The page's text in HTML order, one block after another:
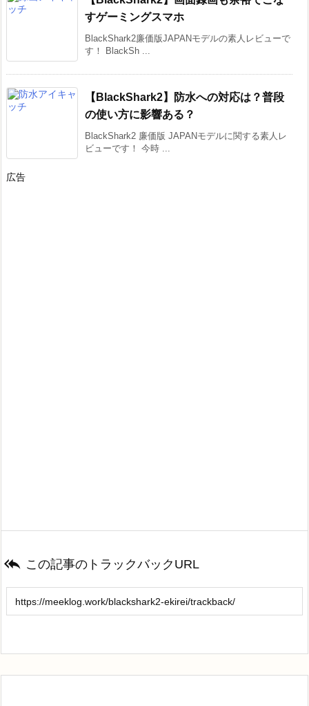
すゲーミングスマホ
BlackShark2廉価版JAPANモデルの素人レビューで
す！ BlackSh ...
【BlackShark2】防水への対応は？普段
の使い方に影響ある？
BlackShark2 廉価版 JAPANモデルに関する素人レ
ビューです！ 今時 ...
広告
 この記事のトラックバックURL